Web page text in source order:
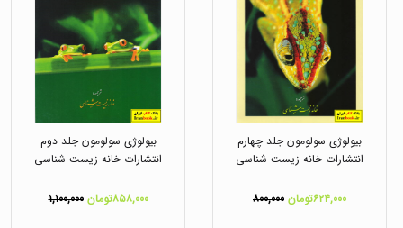
بیولوژی سولومون جلد چهارم
انتشارات خانه زیست شناسی
۶۲۴,۰۰۰تومان ۸۰۰,۰۰۰
بیولوژی سولومون جلد دوم
انتشارات خانه زیست شناسی
۸۵۸,۰۰۰تومان ۱,۱۰۰,۰۰۰